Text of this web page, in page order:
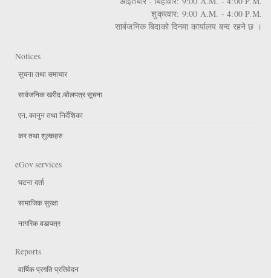
शुक्रवार: 9:00 A.M. - 4:00 P.M.
सार्बजनिक बिदाको दिनमा कार्यालय बन्द रहने छ ।
Notices
सूचना तथा समाचार
सार्वजनिक खरीद /बोलपत्र सूचना
एन, कानुन तथा निर्देशिका
कर तथा शुल्कहरु
eGov services
घटना दर्ता
सामाजिक सुरक्षा
नागरिक वडापत्र
Reports
वार्षिक प्रगति प्रतिवेदन